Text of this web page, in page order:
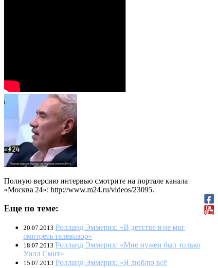
Полную версию интервью смотрите на портале канала
«Москва 24»: http://www.m24.ru/videos/23095.
Еще по теме:
20.07.2013 Ролланд Эммерих: «В детстве я не мог
смотреть телевизор»
18.07.2013 Ролланд Эммерих: «Мне нужен был только
Уилл Смит»
15.07.2013 Ролланд Эммерих: «Я люблю всё